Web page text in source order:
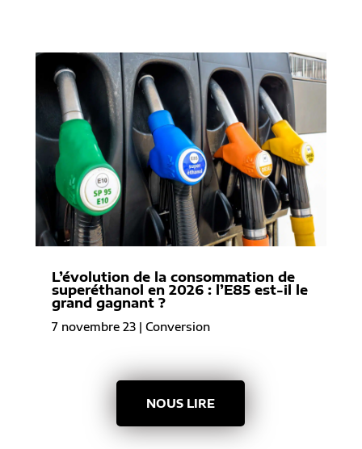
L’évolution de la consommation de
superéthanol en 2026 : l’E85 est-il le
grand gagnant ?
7 novembre 23| Conversion
NOUS LIRE